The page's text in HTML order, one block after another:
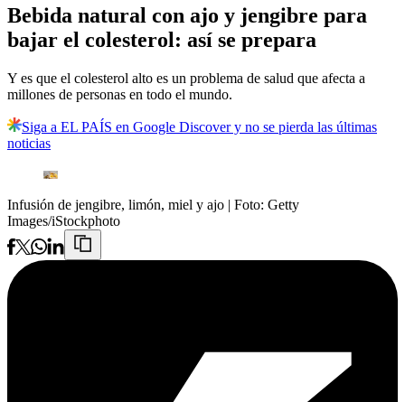
Bebida natural con ajo y jengibre para
bajar el colesterol: así se prepara
Y es que el colesterol alto es un problema de salud que afecta a
millones de personas en todo el mundo.
Siga a EL PAÍS en Google Discover y no se pierda las últimas
noticias
Infusión de jengibre, limón, miel y ajo | Foto: Getty
Images/iStockphoto